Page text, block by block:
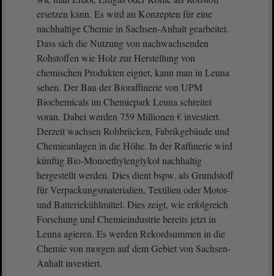
ersetzen kann. Es wird an Konzepten für eine
nachhaltige Chemie in Sachsen-Anhalt gearbeitet.
Dass sich die Nutzung von nachwachsenden
Rohstoffen wie Holz zur Herstellung von
chemischen Produkten eignet, kann man in Leuna
sehen. Der Bau der Bioraffinerie von UPM
Biochemicals im Chemiepark Leuna schreitet
voran. Dabei werden 759 Millionen € investiert.
Derzeit wachsen Rohbrücken, Fabrikgebäude und
Chemieanlagen in die Höhe. In der Raffinerie wird
künftig Bio-Monoethylenglykol nachhaltig
hergestellt werden. Dies dient bspw. als Grundstoff
für Verpackungsmaterialien, Textilien oder Motor-
und Batteriekühlmittel. Dies zeigt, wie erfolgreich
Forschung und Chemieindustrie bereits jetzt in
Leuna agieren. Es werden Rekordsummen in die
Chemie von morgen auf dem Gebiet von Sachsen-
Anhalt investiert.